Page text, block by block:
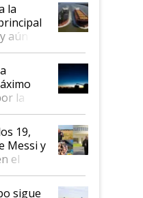
la
así
de cada
la
19,
Messi y
el
"darle
sigue